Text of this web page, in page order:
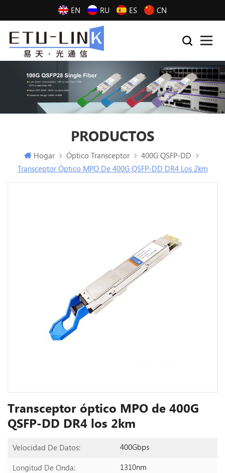
EN RU ES CN
PRODUCTOS
Hogar Óptico Transceptor
400G QSFP-DD
Transceptor Óptico MPO De 400G QSFP-DD DR4 Los 2km
Transceptor óptico MPO de 400G
QSFP-DD DR4 los 2km
Velocidad De Datos: 400Gbps
Longitud De Onda: 1310nm